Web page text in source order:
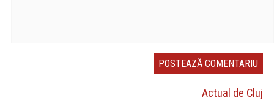
Actual de Cluj